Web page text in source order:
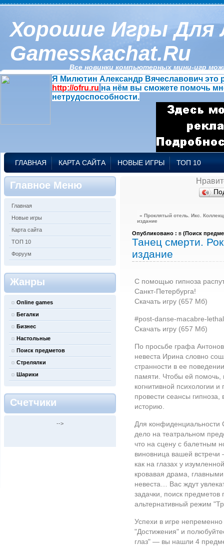
Хорошие Игры Для
Gamesskachat.ru
Все новинки компьютерных мини-игр
Я Милютин Александр Вячеславович это
http://ofru.ru на нём вы сможете помочь
нетрудоспособности.
ГЛАВНАЯ КАРТА САЙТА НОВЫЕ ИГРЫ ТОП 10
Главное Меню
Главная
Новые игры
Карта сайта
ТОП 10
Форуум
Жанры
Online games
Бегалки
Бизнес
Настольные
Поиск предметов
Стрелялки
Шарики
Счетчики
-->
« Проклятый отель. Икс.
издание
Опубликовано : в (Поиск
Танец смерти.
издание
С помощью гипноза
Санкт-Петербурга!
Скачать игру (657 Мб)
#post-danse-macabre-
Скачать игру (657 Мб)
По просьбе графа
невеста Ирина словно
странности в ее
памяти. Чтобы ей помочь,
когнитивной психологии
провести сеансы
историю.
Для конфиденциальности
дело на театральном
что на сцену с балетным
виновница вашей
как на глазах у
кровавая драма,
невеста… Вас ждут
задачки, поиск
альтернативный режим
Успехи в игре
"Достижения" и
глаз" — вы нашли 4